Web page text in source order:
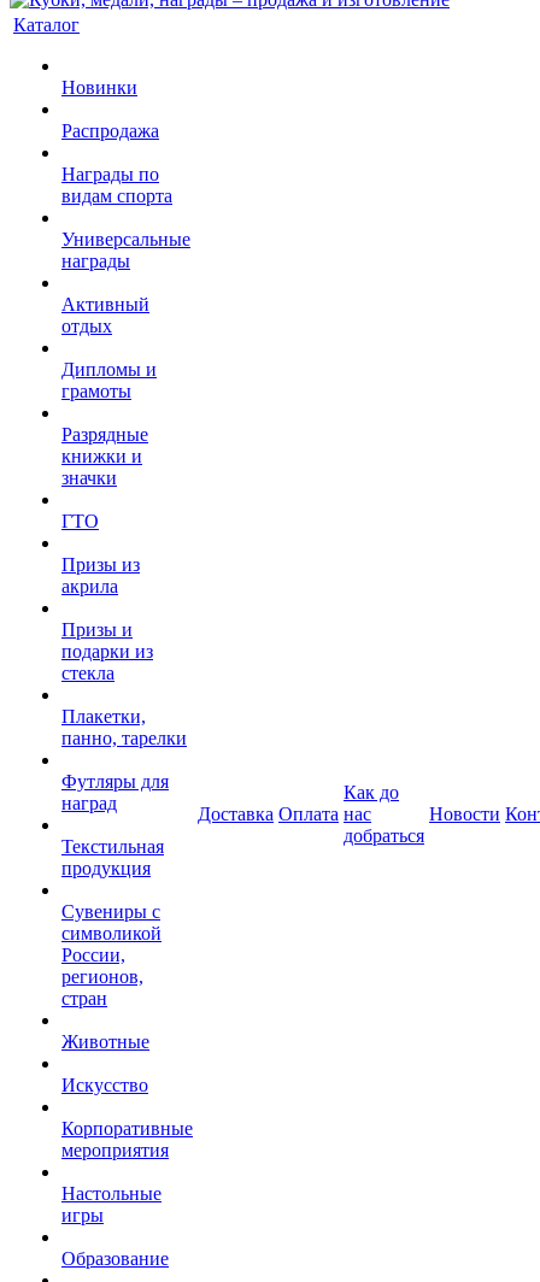
Каталог
Новинки
Распродажа
Награды по
видам спорта
Универсальные
награды
Активный
отдых
Дипломы и
грамоты
Разрядные
книжки и
значки
ГТО
Призы из
акрила
Призы и
подарки из
стекла
Плакетки,
панно, тарелки
Футляры для
наград
Текстильная
продукция
Сувениры с
символикой
России,
регионов,
стран
Животные
Искусство
Корпоративные
мероприятия
Настольные
игры
Образование
Доставка Оплата
Как до
нас
добраться
Новости